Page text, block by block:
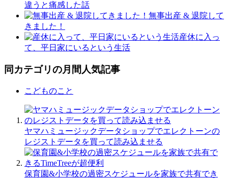
違うと痛感した話
無事出産 & 退院して
きました！
産休に入っ
て、平日家にいるという生活
同カテゴリの月間人気記事
こどものこと
ヤマハミュージックデータショップでエレクトーンの
レジストデータを買って読み込ませる
保育園&小学校の過密スケジュールを家族で共有でき